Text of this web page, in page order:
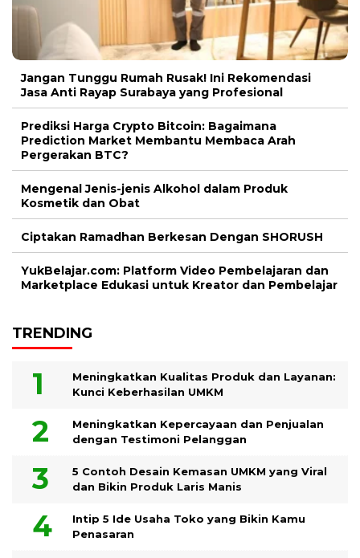
Jangan Tunggu Rumah Rusak! Ini Rekomendasi
Jasa Anti Rayap Surabaya yang Profesional
Prediksi Harga Crypto Bitcoin: Bagaimana
Prediction Market Membantu Membaca Arah
Pergerakan BTC?
Mengenal Jenis-jenis Alkohol dalam Produk
Kosmetik dan Obat
Ciptakan Ramadhan Berkesan Dengan SHORUSH
YukBelajar.com: Platform Video Pembelajaran dan
Marketplace Edukasi untuk Kreator dan Pembelajar
TRENDING
Meningkatkan Kualitas Produk dan Layanan:
Kunci Keberhasilan UMKM
Meningkatkan Kepercayaan dan Penjualan
dengan Testimoni Pelanggan
5 Contoh Desain Kemasan UMKM yang Viral
dan Bikin Produk Laris Manis
Intip 5 Ide Usaha Toko yang Bikin Kamu
Penasaran